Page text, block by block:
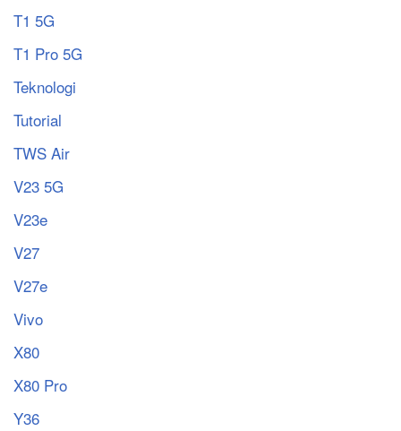
T1 5G
T1 Pro 5G
Teknologi
Tutorial
TWS Air
V23 5G
V23e
V27
V27e
Vivo
X80
X80 Pro
Y36